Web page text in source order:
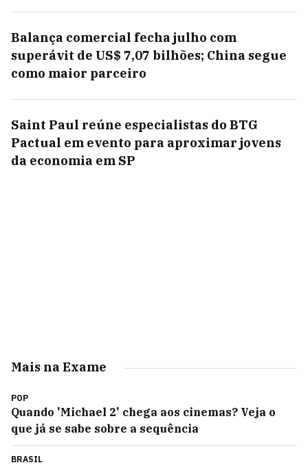
Balança comercial fecha julho com
superávit de US$ 7,07 bilhões; China segue
como maior parceiro
Saint Paul reúne especialistas do BTG
Pactual em evento para aproximar jovens
da economia em SP
Mais na Exame
POP
Quando 'Michael 2' chega aos cinemas? Veja o
que já se sabe sobre a sequência
BRASIL